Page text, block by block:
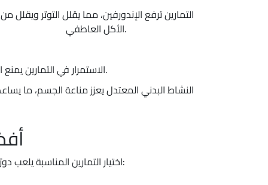
الأكل العاطفي.
الاستمرار في التمارين يمنع استعادة الوزن. حيث إن التمارين الدورية تساهم في توازن الطاقة بين المدخول والمصروف.
أفضل7 أنواع
اختيار التمارين المناسبة يلعب دورًا كبيرًا في تحقيق أهداف فقدان الوزن. فيما يلي إخترنا أفضل 7 أنواع رياضة فعّالة لتنحيف الجسم بسرعة: